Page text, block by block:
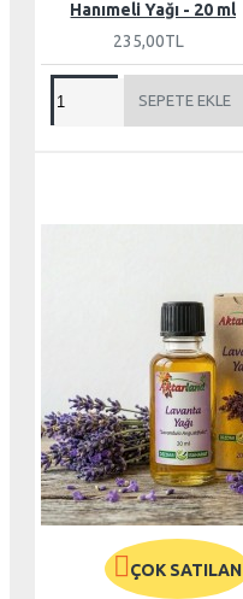
Hanımeli Yağı - 20 ml
235,00TL
SEPETE EKLE
ÇOK SATILAN